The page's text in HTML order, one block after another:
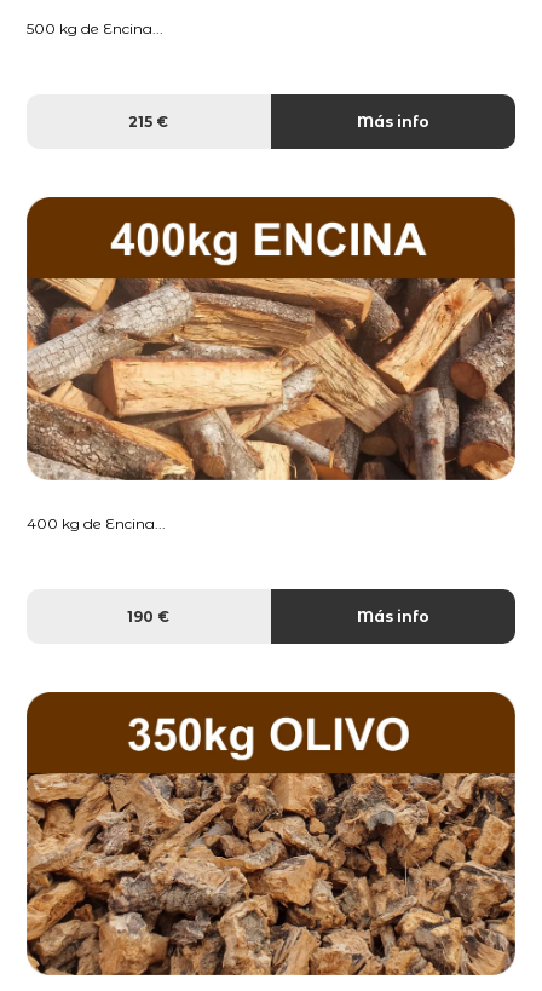
500 kg de Encina...
215 € Más info
400 kg de Encina...
190 € Más info